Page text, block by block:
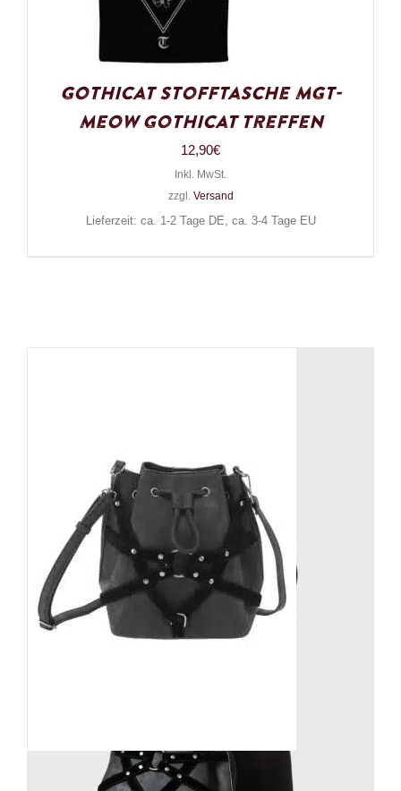
Gothicat Stofftasche MGT-
Meow Gothicat Treffen
12,90€
Inkl. MwSt.
zzgl. Versand
Lieferzeit: ca. 1-2 Tage DE, ca. 3-4 Tage EU
Killstar Schultertasche Faye